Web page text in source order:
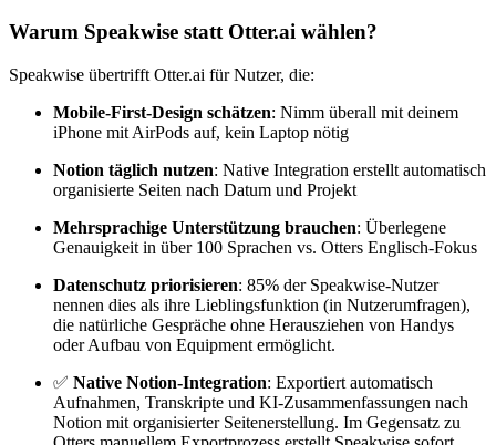
Warum Speakwise statt Otter.ai wählen?
Speakwise übertrifft Otter.ai für Nutzer, die:
Mobile-First-Design schätzen: Nimm überall mit deinem
iPhone mit AirPods auf, kein Laptop nötig
Notion täglich nutzen: Native Integration erstellt automatisch
organisierte Seiten nach Datum und Projekt
Mehrsprachige Unterstützung brauchen: Überlegene
Genauigkeit in über 100 Sprachen vs. Otters Englisch-Fokus
Datenschutz priorisieren: 85% der Speakwise-Nutzer
nennen dies als ihre Lieblingsfunktion (in Nutzerumfragen),
die natürliche Gespräche ohne Herausziehen von Handys
oder Aufbau von Equipment ermöglicht.
✅ Native Notion-Integration: Exportiert automatisch
Aufnahmen, Transkripte und KI-Zusammenfassungen nach
Notion mit organisierter Seitenerstellung. Im Gegensatz zu